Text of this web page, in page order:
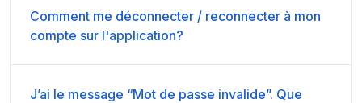
Comment me déconnecter / reconnecter à mon
compte sur l'application?
J’ai le message “Mot de passe invalide”. Que